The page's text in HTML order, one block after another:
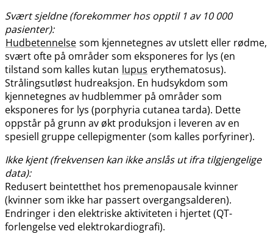
Svært sjeldne (forekommer hos opptil 1 av 10 000
pasienter):
Hudbetennelse som kjennetegnes av utslett eller rødme,
svært ofte på områder som eksponeres for lys (en
tilstand som kalles kutan lupus erythematosus).
Strålingsutløst hudreaksjon. En hudsykdom som
kjennetegnes av hudblemmer på områder som
eksponeres for lys (porphyria cutanea tarda). Dette
oppstår på grunn av økt produksjon i leveren av en
spesiell gruppe cellepigmenter (som kalles porfyriner).
Ikke kjent (frekvensen kan ikke anslås ut ifra tilgjengelige
data):
Redusert beintetthet hos premenopausale kvinner
(kvinner som ikke har passert overgangsalderen).
Endringer i den elektriske aktiviteten i hjertet (QT-
forlengelse ved elektrokardiografi).